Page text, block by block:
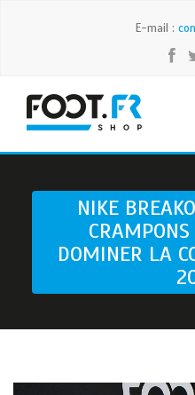
E-mail :
NIKE
DOMINER LA